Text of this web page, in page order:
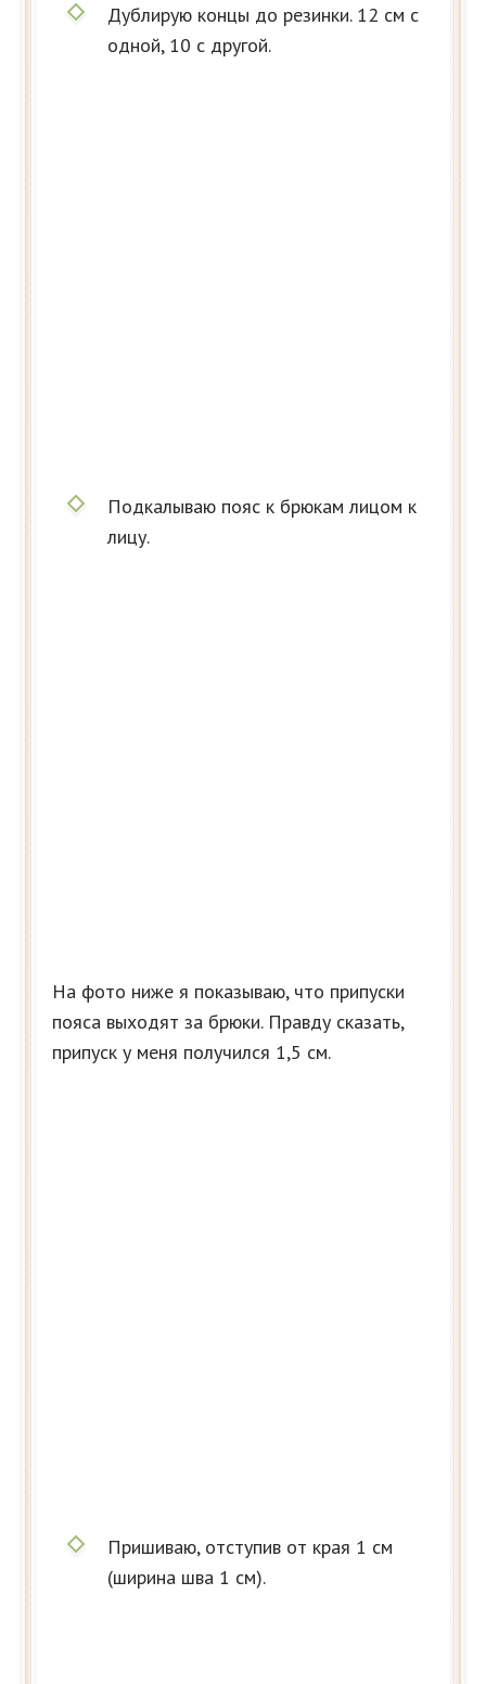
Дублирую концы до резинки. 12 см с
одной, 10 с другой.
Подкалываю пояс к брюкам лицом к
лицу.
На фото ниже я показываю, что припуски
пояса выходят за брюки. Правду сказать,
припуск у меня получился 1,5 см.
Пришиваю, отступив от края 1 см
(ширина шва 1 см).